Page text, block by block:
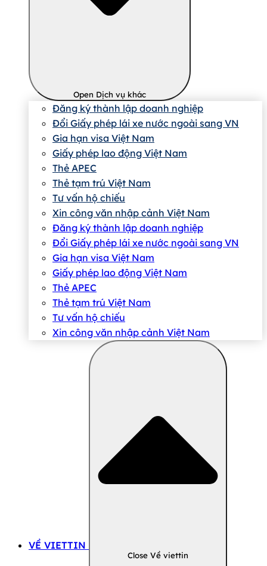
Open Dịch vụ khác
Đăng ký thành lập doanh nghiệp
Đổi Giấy phép lái xe nước ngoài sang VN
Gia hạn visa Việt Nam
Giấy phép lao động Việt Nam
Thẻ APEC
Thẻ tạm trú Việt Nam
Tư vấn hộ chiếu
Xin công văn nhập cảnh Việt Nam
Đăng ký thành lập doanh nghiệp
Đổi Giấy phép lái xe nước ngoài sang VN
Gia hạn visa Việt Nam
Giấy phép lao động Việt Nam
Thẻ APEC
Thẻ tạm trú Việt Nam
Tư vấn hộ chiếu
Xin công văn nhập cảnh Việt Nam
VỀ VIETTIN
Close Về viettin